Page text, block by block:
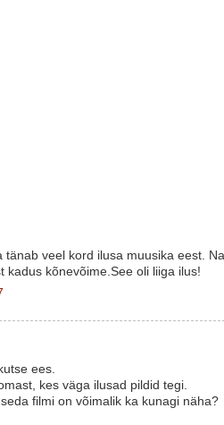
tänab veel kord ilusa muusika eest.
kadus kõnevõime.See oli liiga ilus!
ees.
kes väga ilusad pildid tegi.
filmi on võimalik ka kunagi näha?